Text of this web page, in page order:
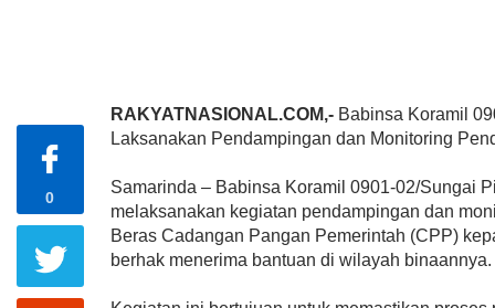
0
RAKYATNASIONAL.COM,- Babinsa Koramil
Laksanakan Pendampingan dan Monitoring
Samarinda – Babinsa Koramil 0901-02/Sungai
melaksanakan kegiatan pendampingan dan
Beras Cadangan Pangan Pemerintah (CPP)
berhak menerima bantuan di wilayah